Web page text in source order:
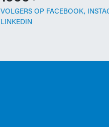
VOLGERS OP FACEBOOK,
LINKEDIN